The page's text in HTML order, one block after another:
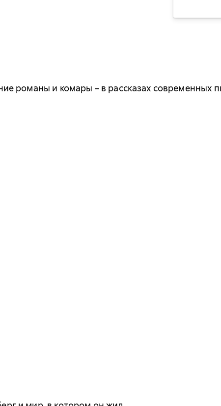
романы и комары – в рассказах современных